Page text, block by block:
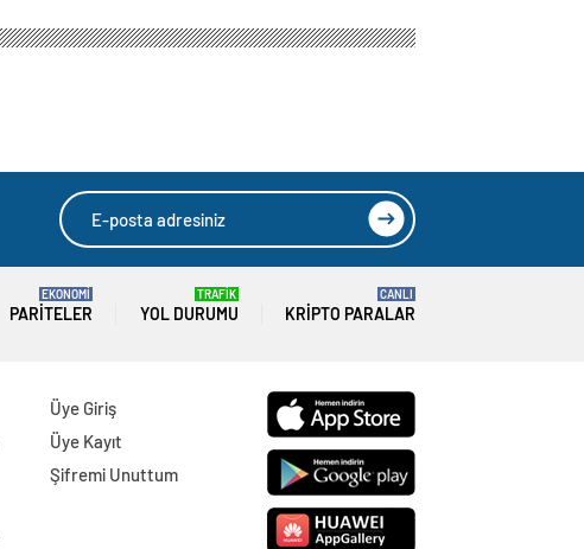
PARITELER
EKONOMİ
YOL DURUMU
TRAFİK
KRIPTO PARALAR
CANLI
Üye Giriş
Üye Kayıt
Şifremi Unuttum